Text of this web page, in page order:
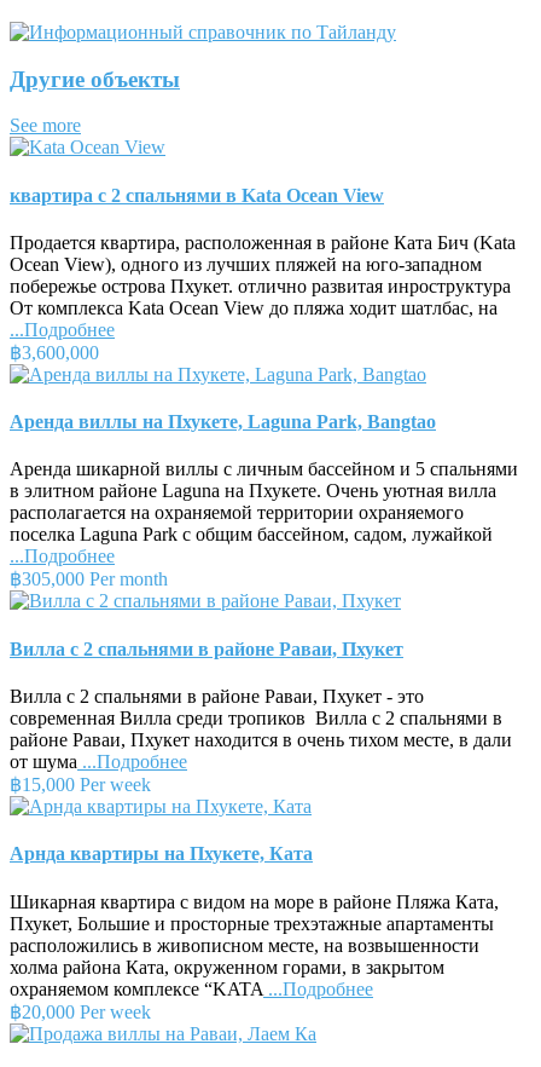
Другие объекты
See more
квартира с 2 спальнями в Kata Ocean View
Продается квартира, расположенная в районе Ката Бич (Kata
Ocean View), одного из лучших пляжей на юго-западном
побережье острова Пхукет. отлично развитая инроструктура
От комплекса Kata Ocean View до пляжа ходит шатлбас, на
...Подробнее
฿3,600,000
Аренда виллы на Пхукете, Laguna Park, Bangtao
Аренда шикарной виллы с личным бассейном и 5 спальнями
в элитном районе Laguna на Пхукете. Очень уютная вилла
располагается на охраняемой территории охраняемого
поселка Laguna Park с общим бассейном, садом, лужайкой
...Подробнее
฿305,000 Per month
Вилла с 2 спальнями в районе Раваи, Пхукет
Вилла с 2 спальнями в районе Раваи, Пхукет - это
современная Вилла среди тропиков Вилла с 2 спальнями в
районе Раваи, Пхукет находится в очень тихом месте, в дали
от шума ...Подробнее
฿15,000 Per week
Арнда квартиры на Пхукете, Ката
Шикарная квартира с видом на море в районе Пляжа Ката,
Пхукет, Большие и просторные трехэтажные апартаменты
расположились в живописном месте, на возвышенности
холма района Ката, окруженном горами, в закрытом
охраняемом комплексе “KATA ...Подробнее
฿20,000 Per week